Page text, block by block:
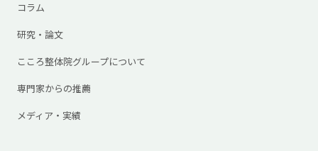
コラム
研究・論文
こころ整体院グループについて
専門家からの推薦
メディア・実績